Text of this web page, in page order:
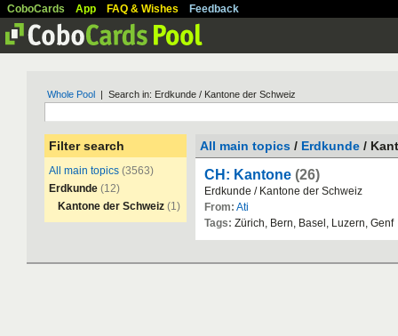
CoboCards App FAQ & Wishes Feedback
Whole Pool | Search in: Erdkunde / Kantone der Schweiz
Filter search
All main topics (3563)
Erdkunde (12)
Kantone der Schweiz (1)
All main topics / Erdkunde /
CH: Kantone (26)
Erdkunde / Kantone der Schweiz
From: Ati
Tags: Zürich, Bern, Basel , Luzern, Genf